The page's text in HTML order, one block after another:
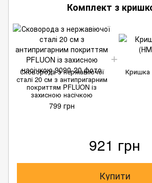
Комплект з
Сковорода з нержавіючої
сталі 20 см з антипригарним
покриттям PFLUON із
захисною насічкою
799 грн
Кришка
921 грн
Купити